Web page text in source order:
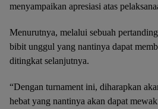
menyampaikan apresiasi atas
Menurutnya, melalui sebuah
bibit unggul yang nantinya dapat
ditingkat selanjutnya.
“Dengan turnament ini, diharapkan
hebat yang nantinya akan dapat